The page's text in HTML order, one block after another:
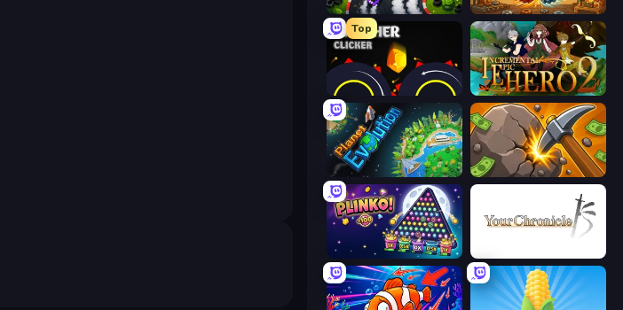
Drift Tycoon Gear Factory
Top
Crusher Clicker Incremental Epic Hero 2
Planet Evolution: Idle Clicker Mine Clicker
PLINKO!